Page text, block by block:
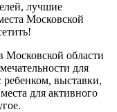
лучшие
Московской
области
для
ребенком, выставки,
для активного